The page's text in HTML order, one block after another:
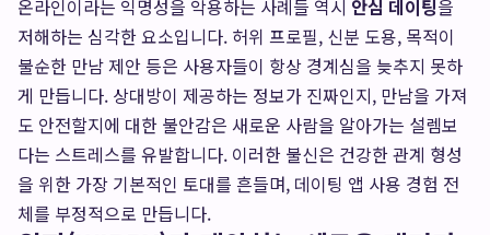
온라인이라는 익명성을 악용하는 사례들 역시 안심 데이팅을
저해하는 심각한 요소입니다. 허위 프로필, 신분 도용, 목적이
불순한 만남 제안 등은 사용자들이 항상 경계심을 늦추지 못하
게 만듭니다. 상대방이 제공하는 정보가 진짜인지, 만남을 가져
도 안전할지에 대한 불안감은 새로운 사람을 알아가는 설렘보
다는 스트레스를 유발합니다. 이러한 불신은 건강한 관계 형성
을 위한 가장 기본적인 토대를 흔들며, 데이팅 앱 사용 경험 전
체를 부정적으로 만듭니다.